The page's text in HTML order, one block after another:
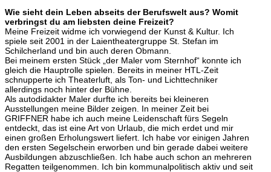
Wie sieht dein Leben abseits der Berufswelt aus? Womit
verbringst du am liebsten deine Freizeit?
Meine Freizeit widme ich vorwiegend der Kunst & Kultur. Ich
spiele seit 2001 in der Laientheatergruppe St. Stefan im
Schilcherland und bin auch deren Obmann.
Bei meinem ersten Stück „der Maler vom Sternhof“ konnte ich
gleich die Hauptrolle spielen. Bereits in meiner HTL-Zeit
schnupperte ich Theaterluft, als Ton- und Lichttechniker
allerdings noch hinter der Bühne.
Als autodidakter Maler durfte ich bereits bei kleineren
Ausstellungen meine Bilder zeigen. In meiner Zeit bei
GRIFFNER habe ich auch meine Leidenschaft fürs Segeln
entdeckt, das ist eine Art von Urlaub, die mich erdet und mir
einen großen Erholungswert liefert. Ich habe vor einigen Jahren
den ersten Segelschein erworben und bin gerade dabei weitere
Ausbildungen abzuschließen. Ich habe auch schon an mehreren
Regatten teilgenommen. Ich bin kommunalpolitisch aktiv und seit